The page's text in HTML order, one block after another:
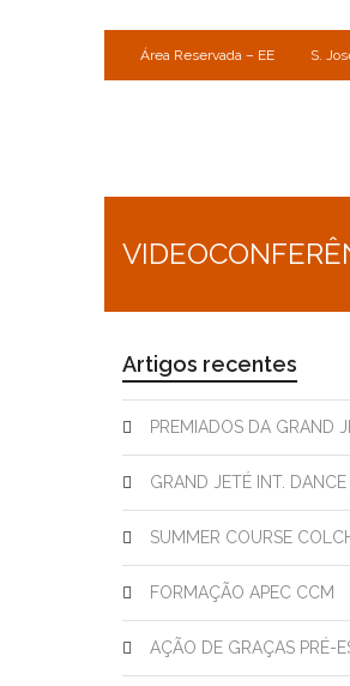
Área Reservada – EE S.
Artigos recentes
PREMIADOS DA GRAND
GRAND JETÉ INT.
SUMMER COURSE
FORMAÇÃO APEC CCM
AÇÃO DE GRAÇAS PRÉ-